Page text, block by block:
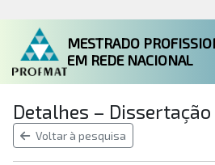
MESTRADO
EM REDE NACIONAL
Detalhes – Dissertação
Voltar à pesquisa